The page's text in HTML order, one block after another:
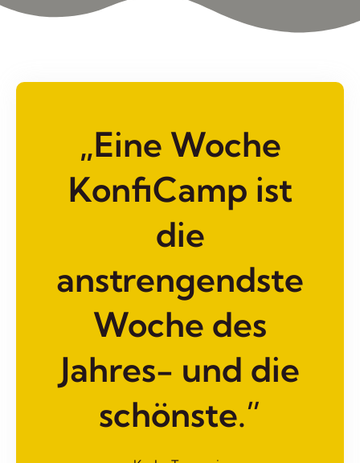
„Eine Woche
KonfiCamp ist
die
anstrengendste
Woche des
Jahres- und die
schönste.”